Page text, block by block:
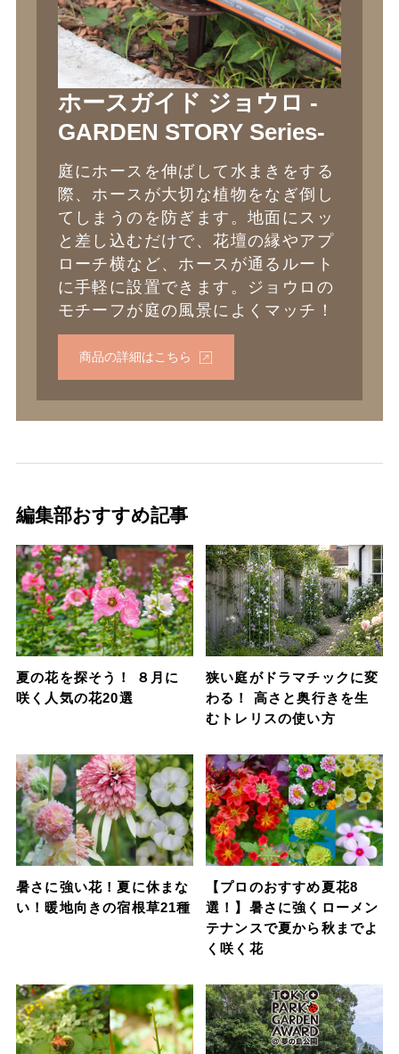
ホースガイド ジョウロ -
GARDEN STORY Series-
庭にホースを伸ばして水まきをする
際、ホースが大切な植物をなぎ倒し
てしまうのを防ぎます。地面にスッ
と差し込むだけで、花壇の縁やアプ
ローチ横など、ホースが通るルート
に手軽に設置できます。ジョウロの
モチーフが庭の風景によくマッチ！
商品の詳細はこちら
編集部おすすめ記事
夏の花を探そう！ ８月に
咲く人気の花20選
狭い庭がドラマチックに変
わる！ 高さと奥行きを生
むトレリスの使い方
暑さに強い花！夏に休まな
い！暖地向きの宿根草21種
【プロのおすすめ夏花8
選！】暑さに強くローメン
テナンスで夏から秋までよ
く咲く花